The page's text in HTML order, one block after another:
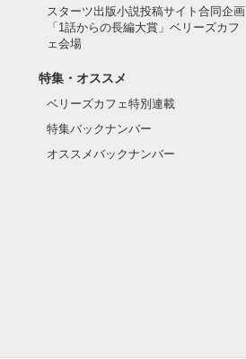
スターツ出版小説投稿サイト合同企画
「1話からの長編大賞」ベリーズカフ
ェ会場
特集・オススメ
ベリーズカフェ特別連載
特集バックナンバー
オススメバックナンバー